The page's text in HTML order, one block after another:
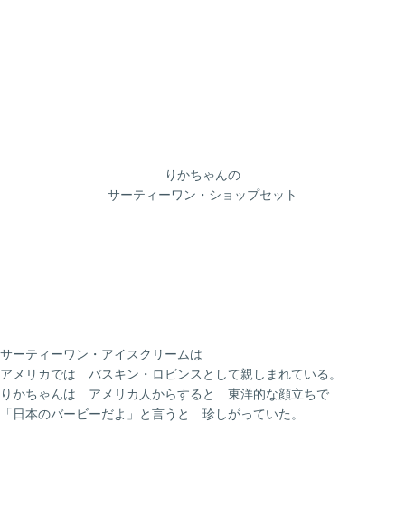
りかちゃんの
サーティーワン・ショップセット
サーティーワン・アイスクリームは
アメリカでは バスキン・ロビンスとして親しまれている。
りかちゃんは アメリカ人からすると 東洋的な顔立ちで
「日本のバービーだよ」と言うと 珍しがっていた。